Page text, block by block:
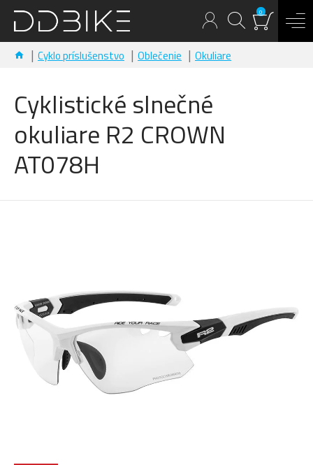
0
Cyklo príslušenstvo Oblečenie Okuliare
Cyklistické slnečné
okuliare R2 CROWN
AT078H